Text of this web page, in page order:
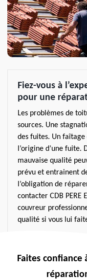
Fiez-vous à
pour une
Les problèmes de
sources. Une
des fuites. Un
l’origine d’une
mauvaise qualité
prévu et entrainent
l’obligation de
contacter CDB PERE
couvreur
qualité si vous lui
Faites confiance